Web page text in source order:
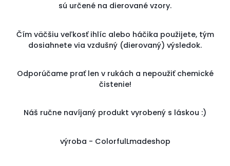
sú určené na dierované vzory.
Čím väčšiu veľkosť ihlíc alebo háčika použijete, tým
dosiahnete via vzdušný (dierovaný) výsledok.
Odporúčame prať len v rukách a nepoužiť chemické
čistenie!
Náš ručne navíjaný produkt vyrobený s láskou :)
výroba - ColorfulLmadeshop